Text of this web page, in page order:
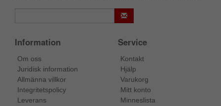
Information
Om oss
Juridisk information
Allmänna villkor
Integritetspolicy
Leverans
Service
Kontakt
Hjälp
Varukorg
Mitt konto
Minneslista